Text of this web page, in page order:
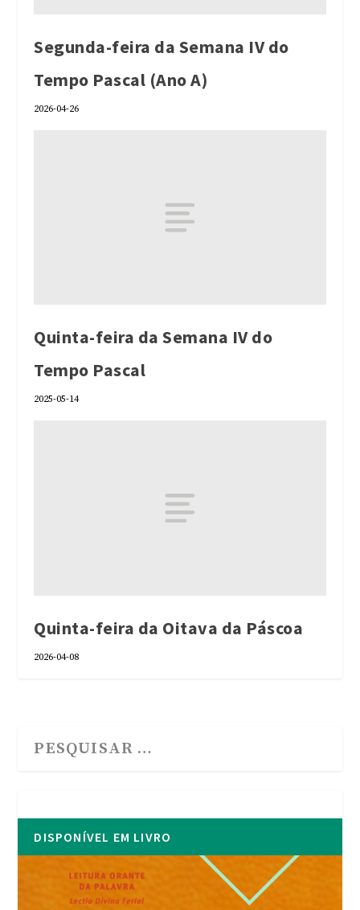
Segunda-feira da Semana IV do
Tempo Pascal (Ano A)
2026-04-26
Quinta-feira da Semana IV do
Tempo Pascal
2025-05-14
Quinta-feira da Oitava da Páscoa
2026-04-08
DISPONÍVEL EM LIVRO